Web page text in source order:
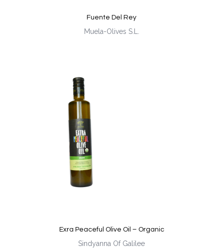
Fuente Del Rey
Muela-Olives S.L.
Exra Peaceful Olive Oil – Organic
Sindyanna Of Galilee